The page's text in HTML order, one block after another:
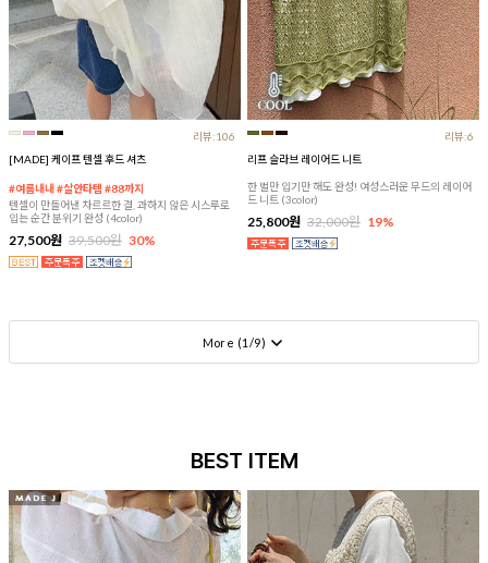
리뷰:106
[MADE] 케이프 텐셀 후드 셔츠
#여름내내 #살안타템 #88까지
텐셀이 만들어낸 차르르한 결, 과하지 않은 시스루로
입는 순간 분위기 완성 (4color)
27,500원 39,500원 30%
리뷰:6
리프 슬라브 레이어드 니트
한 벌만 입기만 해도 완성! 여성스러운 무드의 레이어
드 니트 (3color)
25,800원 32,000원 19%
More (1 /9)
BEST ITEM